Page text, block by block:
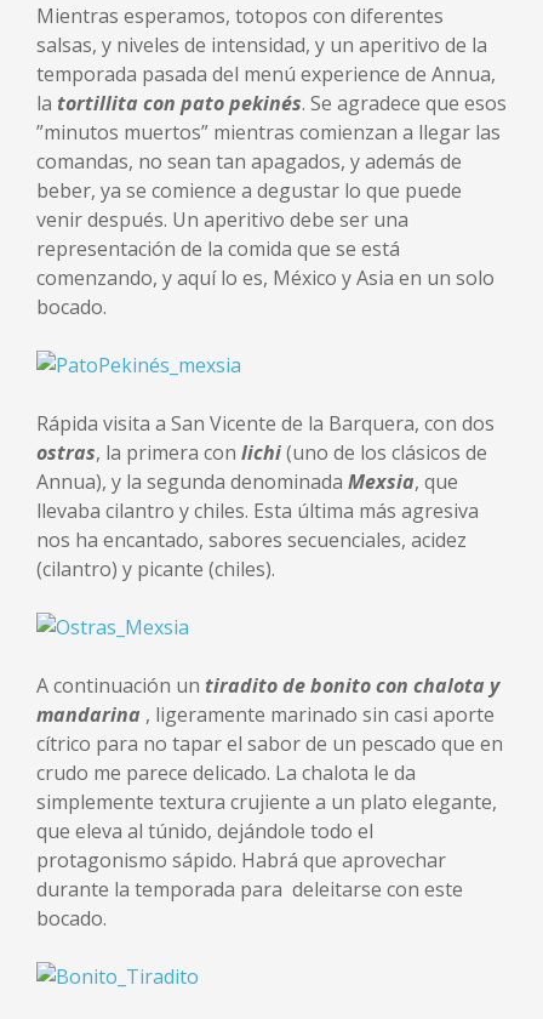
Mientras esperamos, totopos con diferentes
salsas, y niveles de intensidad, y un aperitivo de la
temporada pasada del menú experience de Annua,
la tortillita con pato pekinés. Se agradece que esos
”minutos muertos” mientras comienzan a llegar las
comandas, no sean tan apagados, y además de
beber, ya se comience a degustar lo que puede
venir después. Un aperitivo debe ser una
representación de la comida que se está
comenzando, y aquí lo es, México y Asia en un solo
bocado.
Rápida visita a San Vicente de la Barquera, con dos
ostras, la primera con lichi(uno de los clásicos de
Annua), y la segunda denominada Mexsia, que
llevaba cilantro y chiles. Esta última más agresiva
nos ha encantado, sabores secuenciales, acidez
(cilantro) y picante (chiles).
A continuación un tiradito de bonito con chalota y
mandarina , ligeramente marinado sin casi aporte
cítrico para no tapar el sabor de un pescado que en
crudo me parece delicado. La chalota le da
simplemente textura crujiente a un plato elegante,
que eleva al túnido, dejándole todo el
protagonismo sápido. Habrá que aprovechar
durante la temporada para deleitarse con este
bocado.